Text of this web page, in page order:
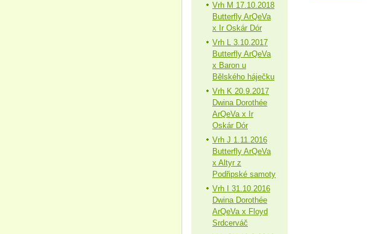
Vrh M 17.10.2018
Butterfly ArQeVa
x Ir Oskár Dór
Vrh L 3.10.2017
Butterfly ArQeVa
x Baron u
Bělského háječku
Vrh K 20.9.2017
Dwina Dorothée
ArQeVa x Ir
Oskár Dór
Vrh J 1.11.2016
Butterfly ArQeVa
x Altyr z
Podřipské samoty
Vrh I 31.10.2016
Dwina Dorothée
ArQeVa x Floyd
Srdcerváč